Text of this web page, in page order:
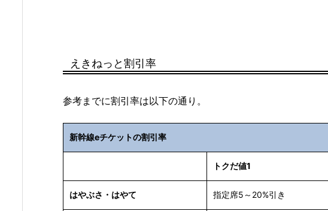
えきねっと割引率
参考までに割引率は以下の通り。
新幹線eチケットの割引率
トクだ値1
はやぶさ・はやて 指定席5～20%引き